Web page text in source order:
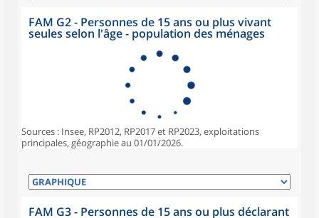
FAM G2 - Personnes de 15 ans ou plus vivant
seules selon l'âge - population des ménages
Sources : Insee, RP2012, RP2017 et RP2023, exploitations
principales, géographie au 01/01/2026.
FAM G3 - Personnes de 15 ans ou plus déclarant